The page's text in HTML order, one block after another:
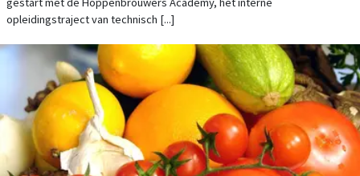
opleidingstraject van technisch [...]